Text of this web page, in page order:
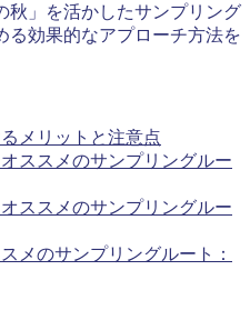
秋」を活かしたサンプリング
る効果的なアプローチ方法を
メリットと注意点
ススメのサンプリングルー
ススメのサンプリングルー
メのサンプリングルート：